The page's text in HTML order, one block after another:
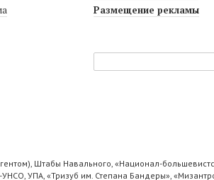
Размещение рекламы
Штабы Навального, «Национал-
УПА, «Тризуб им. Степана Бандеры»,